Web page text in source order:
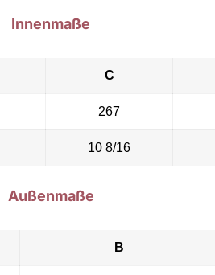
Innenmaße
C
267
10 8/16
Außenmaße
B